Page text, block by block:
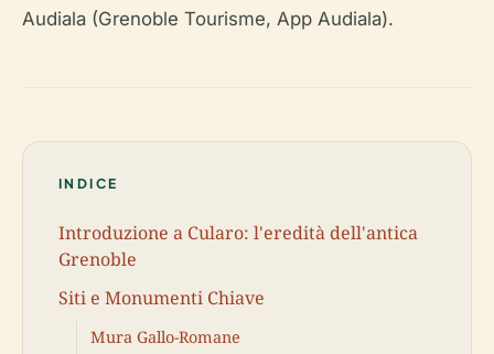
Audiala (Grenoble Tourisme, App Audiala).
INDICE
Introduzione a Cularo: l'eredità dell'antica
Grenoble
Siti e Monumenti Chiave
Mura Gallo-Romane